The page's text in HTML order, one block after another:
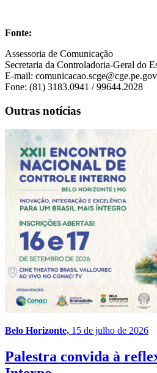
Fonte:
Assessoria de Comunicação
Secretaria da Controladoria-Geral do
E-mail:
Fone: (81) 3183.0941 / 99644.2028
Outras notícias
Belo Horizonte, 15 de julho de 2026
Palestra convida à